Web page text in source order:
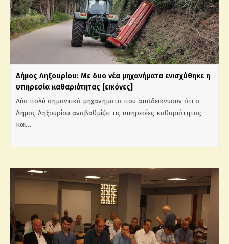
Δήμος Ληξουρίου: Με δυο νέα μηχανήματα ενισχύθηκε η
υπηρεσία καθαριότητας [εικόνες]
Δύο πολύ σημαντικά μηχανήματα που αποδεικνύουν ότι ο
Δήμος Ληξουρίου αναβαθμίζει τις υπηρεσίες καθαριότητας
και…